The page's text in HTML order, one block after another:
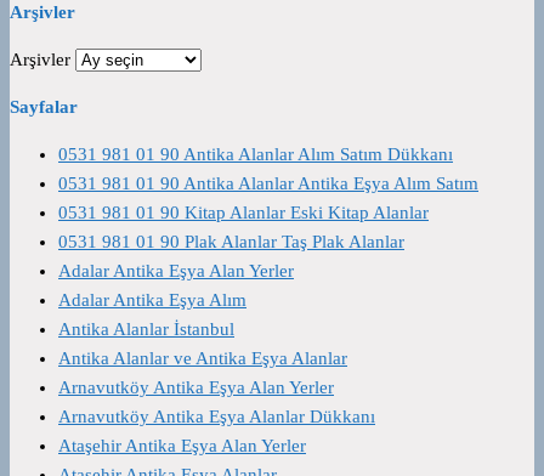
Arşivler
Arşivler
Sayfalar
0531 981 01 90 Antika Alanlar Alım Satım Dükkanı
0531 981 01 90 Antika Alanlar Antika Eşya Alım Satım
0531 981 01 90 Kitap Alanlar Eski Kitap Alanlar
0531 981 01 90 Plak Alanlar Taş Plak Alanlar
Adalar Antika Eşya Alan Yerler
Adalar Antika Eşya Alım
Antika Alanlar İstanbul
Antika Alanlar ve Antika Eşya Alanlar
Arnavutköy Antika Eşya Alan Yerler
Arnavutköy Antika Eşya Alanlar Dükkanı
Ataşehir Antika Eşya Alan Yerler